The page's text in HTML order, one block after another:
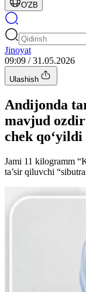
O'ZB
Jinoyat
09:09 / 31.05.2026
Ulashish
Andijonda
mavjud
chek qo‘yildi
Jami 11 kilogramm
ta’sir qiluvchi